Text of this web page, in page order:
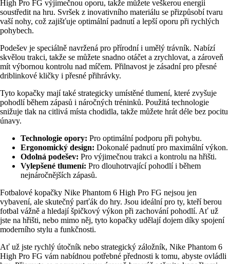
High Pro FG výjimečnou oporu, takže můžete veškerou energii
soustředit na hru. Svršek z inovativního materiálu se přizpůsobí tvaru
vaší nohy, což zajišťuje optimální padnutí a lepší oporu při rychlých
pohybech.
Podešev je speciálně navržená pro přírodní i umělý trávník. Nabízí
skvělou trakci, takže se můžete snadno otáčet a zrychlovat, a zároveň
mít výbornou kontrolu nad míčem. Přilnavost je zásadní pro přesné
driblinkové kličky i přesné přihrávky.
Tyto kopačky mají také strategicky umístěné tlumení, které zvyšuje
pohodlí během zápasů i náročných tréninků. Použitá technologie
snižuje tlak na citlivá místa chodidla, takže můžete hrát déle bez pocitu
únavy.
Technologie opory: Pro optimální podporu při pohybu.
Ergonomický design: Dokonalé padnutí pro maximální výkon.
Odolná podešev: Pro výjimečnou trakci a kontrolu na hřišti.
Vylepšené tlumení: Pro dlouhotrvající pohodlí i během
nejnáročnějších zápasů.
Fotbalové kopačky Nike Phantom 6 High Pro FG nejsou jen
vybavení, ale skutečný parťák do hry. Jsou ideální pro ty, kteří berou
fotbal vážně a hledají špičkový výkon při zachování pohodlí. Ať už
jste na hřišti, nebo mimo něj, tyto kopačky udělají dojem díky spojení
moderního stylu a funkčnosti.
Ať už jste rychlý útočník nebo strategický záložník, Nike Phantom 6
High Pro FG vám nabídnou potřebné přednosti k tomu, abyste ovládli